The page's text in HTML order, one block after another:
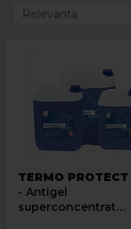
TERMO PROTECT
- Antigel
superconcentrat